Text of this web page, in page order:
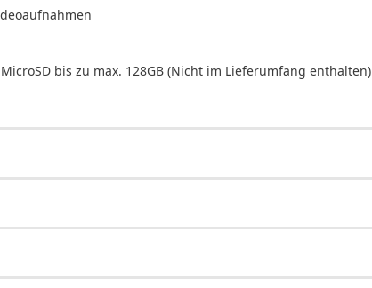
bis zu max. 128GB (Nicht im Lieferumfang enthalten)